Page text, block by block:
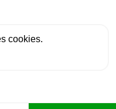
cookies.